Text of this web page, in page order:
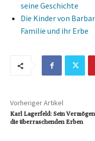
seine Geschichte
Die Kinder von
Familie und ihr Erbe
Vorheriger Artikel
Karl Lagerfeld: Sein
die überraschenden Erben